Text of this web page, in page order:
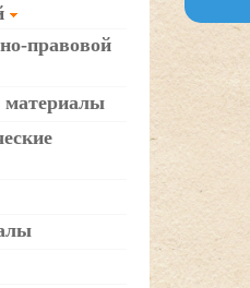
правовой
материалы